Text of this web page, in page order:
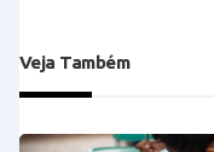
Veja Também